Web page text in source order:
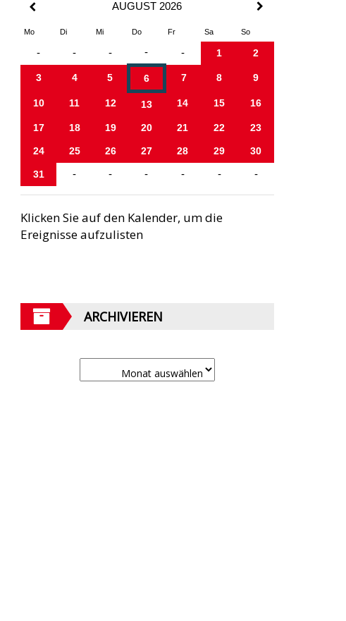
AUGUST 2026
Mo Di Mi Do Fr Sa So
- - - - - 1 2
3 4 5 6 7 8 9
10 11 12 13 14 15 16
17 18 19 20 21 22 23
24 25 26 27 28 29 30
31 - - - - - -
Klicken Sie auf den Kalender, um die
Ereignisse aufzulisten
ARCHIVIEREN